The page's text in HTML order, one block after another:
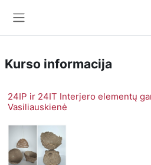
Kurso informacija
24IP ir 24IT Interjero elementų
Vasiliauskienė